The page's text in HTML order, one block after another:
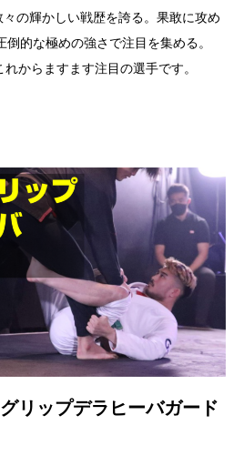
々の輝かしい戦歴を誇る。果敢に攻め
的な極めの強さで注目を集める。
からますます注目の選手です。
リップデラヒーバガード